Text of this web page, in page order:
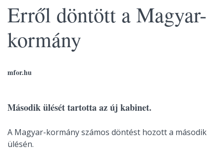
Erről döntött a Magyar-
kormány
mfor.hu
Második ülését tartotta az új kabinet.
A Magyar-kormány számos döntést hozott a második
ülésén.